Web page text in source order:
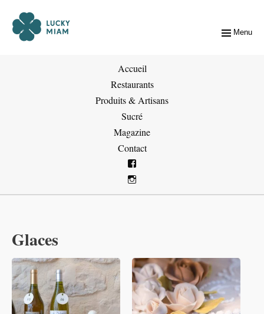
Menu
Accueil
Restaurants
Produits & Artisans
Sucré
Magazine
Contact
Glaces